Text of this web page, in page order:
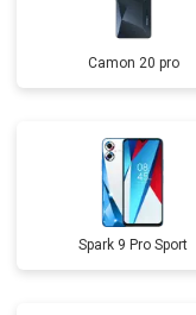
Camon 20 pro
Spark 9 Pro Sport